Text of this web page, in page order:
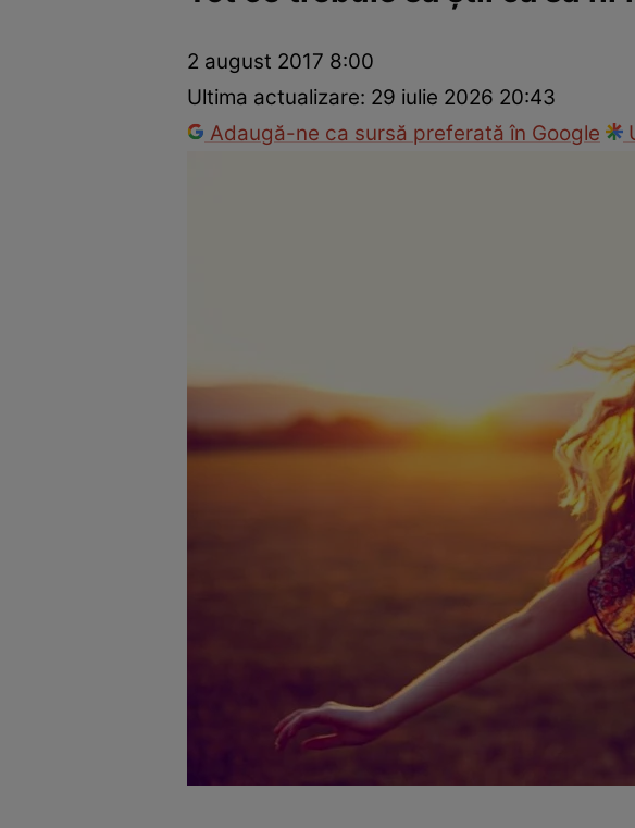
Dezvoltare personalăÎngrijire personalăCasă și grădină
2 august 2017 8:00
Ultima actualizare: 29 iulie 2026 20:43
Adaugă-ne ca sursă preferată în Google